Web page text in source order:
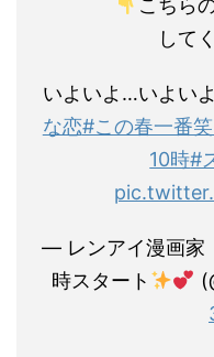
こちら
して
いよいよ…いよい
な恋#この春一番
10時#
— レンアイ漫画家
時スタート